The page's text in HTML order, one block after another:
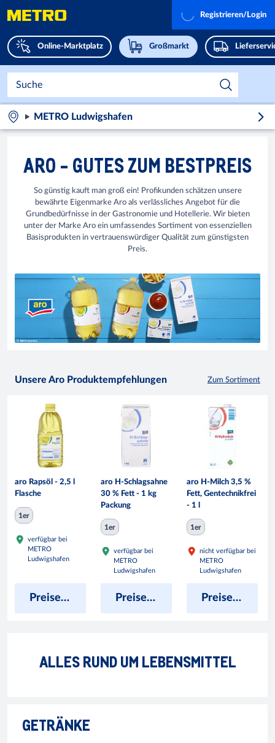
Online-Marktplatz Großmarkt
Registrieren/Login
METRO Ludwigshafen
ARO - GUTES ZUM BESTPREIS
So günstig kauft man groß ein! Profikunden schätzen unsere
bewährte Eigenmarke Aro als verlässliches Angebot für die
Grundbedürfnisse in der Gastronomie und Hotellerie. Wir bieten
unter der Marke Aro ein umfassendes Sortiment von essenziellen
Basisprodukten in vertrauenswürdiger Qualität zum günstigsten
Preis.
Unsere Aro Produktempfehlungen Zum Sortiment
aro Rapsöl - 2,5 l
Flasche
1er
verfügbar bei
METRO
Ludwigshafen
Preise anzeigen
aro H-Schlagsahne
30 % Fett - 1 kg
Packung
1er
verfügbar bei
METRO
Ludwigshafen
Preise anzeigen
aro H-Milch 3,5 %
Fett, Gentechnikfrei
- 1 l
1er
nicht verfügbar bei
METRO
Ludwigshafen
Preise anzeigen
ALLES RUND UM LEBENSMITTEL
GETRÄNKE